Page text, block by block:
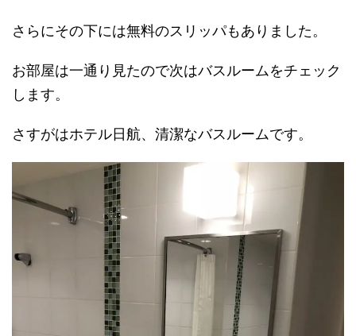
さらにその下には無料のスリッパもありました。
お部屋は一通り見たので次はバスルームをチェック
します。
さすがはホテル日航、清潔なバスルームです。